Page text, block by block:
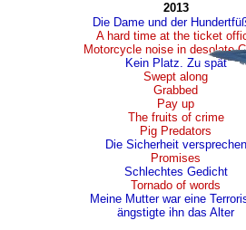
2013
Die Dame und der
A hard time at the ticket
Motorcycle noise in desolate
Kein Platz. Zu spät
Swept along
Grabbed
Pay up
The fruits of crime
Pig Predators
Die Sicherheit versprechen
Promises
Schlechtes Gedicht
Tornado of words
Meine Mutter war eine
ängstigte ihn das Alter